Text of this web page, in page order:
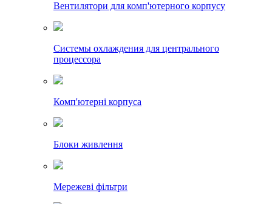
Вентилятори для комп'ютерного корпусу
Системы охлаждения для центрального
процессора
Комп'ютерні корпуса
Блоки живлення
Мережеві фільтри